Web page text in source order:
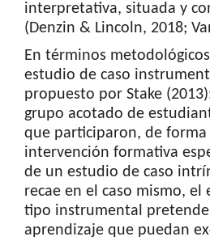
interpretativa, situada y
(Denzin & Lincoln, 2018;
En términos
estudio de caso
propuesto por Stake
grupo acotado de
que participaron, de
intervención formativa
de un estudio de caso
recae en el caso mismo, el
tipo instrumental
aprendizaje que puedan